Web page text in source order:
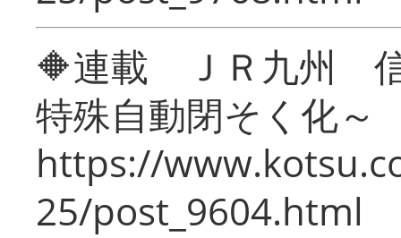
🔶連載 ＪＲ九州 信
特殊自動閉そく化～
https://
25/post_9604.html